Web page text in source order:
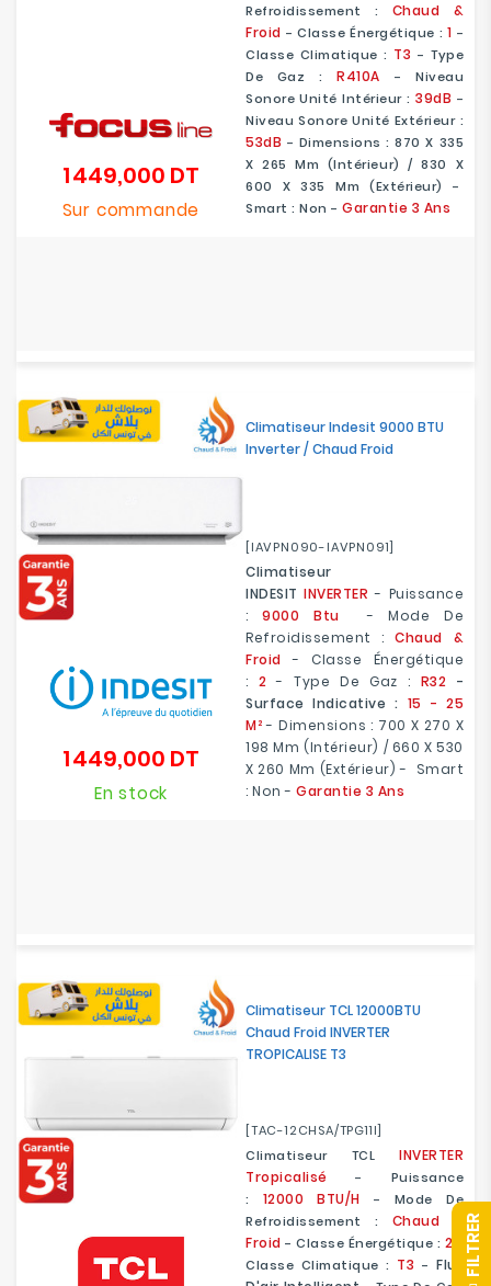
Refroidissement : Chaud &
Froid - Classe Énergétique : 1 -
Classe Climatique : T3 - Type
De Gaz :R410A - Niveau
Sonore Unité Intérieur :39dB -
Niveau Sonore Unité Extérieur :
53dB - Dimensions : 870 X 335
X 265 Mm (Intérieur) / 830 X
600 X 335 Mm (Extérieur) -
Smart : Non - Garantie 3 Ans
1 449,000 DT
Sur commande
Climatiseur Indesit 9000 BTU
Inverter / Chaud Froid
[IAVPN090-IAVPN091]
Climatiseur
INDESIT INVERTER - Puissance
:
9000 Btu - Mode De
Refroidissement :Chaud &
Froid- Classe Énergétique
: 2 - Type De Gaz : R32 -
Surface Indicative : 15 - 25
M²- Dimensions : 700 X 270 X
198 Mm (Intérieur) / 660 X 530
X 260 Mm (Extérieur) - Smart
: Non - Garantie 3 Ans
1 449,000 DT
En stock
Climatiseur TCL 12000BTU
Chaud Froid INVERTER
TROPICALISE T3
[TAC-12CHSA/TPG11I]
Climatiseur TCL INVERTER
Tropicalisé - Puissance
:
12000 BTU/H - Mode De
Refroidissement : Chaud &
Froid - Classe Énergétique : 2
Classe Climatique : T3 -Flux
R